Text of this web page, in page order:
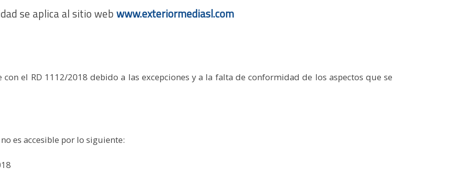
se aplica al sitio webwww.exteriormediasl.com
el RD 1112/2018 debido a las excepciones y a la falta de conformidad de los aspectos que se
es accesible por lo siguiente: